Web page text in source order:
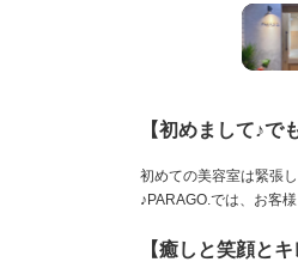
【初めまして♪で
初めての美容室は緊張
♪PARAGO.では、お客
【癒しと笑顔と